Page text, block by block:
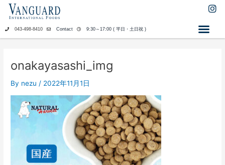
ス
I
043-498-8410 Contact 9:30～17:00 ( 平日・土日祝 )
onakayasashi_img
By nezu / 2022年11月1日